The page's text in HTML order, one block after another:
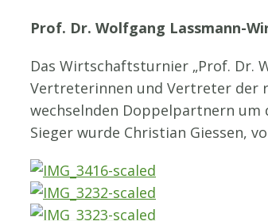
Prof. Dr. Wolfgang Lassmann-
Das Wirtschaftsturnier „Prof. Dr.
Vertreterinnen und Vertreter der
wechselnden Doppelpartnern um
Sieger wurde Christian Giessen,